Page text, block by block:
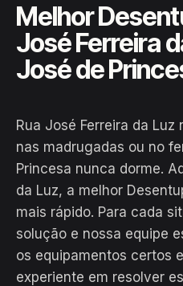
Melhor
José Ferreira
José de
Rua José Ferreira da Luz
nas madrugadas ou no
Princesa nunca dorme.
da Luz, a melhor
mais rápido. Para cada
solução e nossa equipe
os equipamentos certos
experiente em resolver
EM CAMPO
Hiroshiro · Rua José